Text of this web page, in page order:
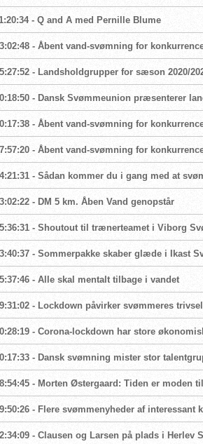
- Q and A med Pernille Blume
- Åbent vand-svømning for
- Landsholdgrupper for sæson 2020/
- Dansk Svømmeunion præsenterer
- Åbent vand-svømning for
- Åbent vand-svømning for
- Sådan kommer du i gang med at
- DM 5 km. Åben Vand genopstår
- Shoutout til trænerteamet i Viborg
- Sommerpakke skaber glæde i Ikast
- Alle skal mentalt tilbage i vandet
- Lockdown påvirker svømmeres
- Corona-lockdown har store
- Dansk svømning mister stor
- Morten Østergaard: Tiden er moden
- Flere svømmenyheder af interessant
- Clausen og Larsen på plads i Herlev